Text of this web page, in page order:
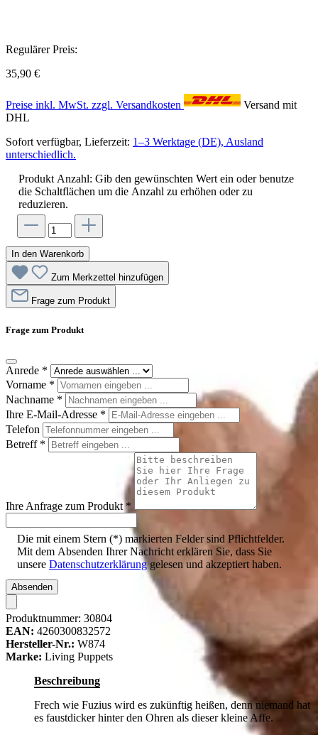
Regulärer Preis:
35,90 €
Preise inkl. MwSt. zzgl. Versandkosten
Versand mit
DHL
Sofort verfügbar, Lieferzeit: 1–3 Werktage (DE), Ausland
unterschiedlich.
Produkt Anzahl: Gib den gewünschten Wert ein oder benutze
die Schaltflächen um die Anzahl zu erhöhen oder zu
reduzieren.
In den Warenkorb
Zum Merkzettel hinzufügen
Frage zum Produkt
Frage zum Produkt
Anrede *
Vorname *
Nachname *
Ihre E-Mail-Adresse *
Telefon
Betreff *
Ihre Anfrage zum Produkt*
Die mit einem Stern (*) markierten Felder sind Pflichtfelder.
Mit dem Absenden Ihrer Nachricht erklären Sie, dass Sie
unsere Datenschutzerklärunggelesen und akzeptiert haben.
Absenden
Produktnummer: 30804
EAN: 4260300832572
Hersteller-Nr.: W874
Marke: Living Puppets
Beschreibung
Frech wie Fuzius wird es zukünftig heißen, denn niemand hat
es faustdicker hinter den Ohren als dieser kleine Affe.